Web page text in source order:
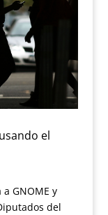
el
GNOME y
del